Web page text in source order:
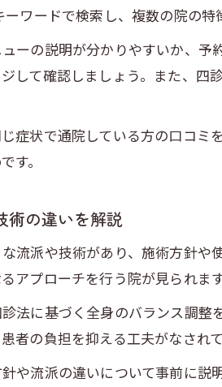
ーワードで検索し、複数の院の
ーの説明が分かりやすいか、
して確認しましょう。また、
症状で通院している方の口コミ
す。
術の違いを解説
流派や技術があり、施術方針や
アプローチを行う院が見られま
法に基づく全身のバランス調
者の負担を抑える工夫がなされ
や流派の違いについて事前に